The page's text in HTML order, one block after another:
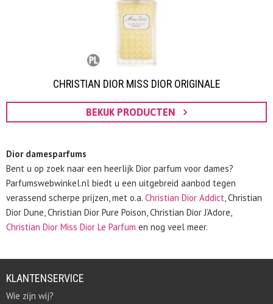
CHRISTIAN DIOR MISS DIOR ORIGINALE
BEKIJK PRODUCTEN
Dior damesparfums
Bent u op zoek naar een heerlijk Dior parfum voor dames?
Parfumswebwinkel.nl biedt u een uitgebreid aanbod tegen
verassend scherpe prijzen, met o.a. Christian Dior Addict, Christian
Dior Dune, Christian Dior Pure Poison, Christian Dior J’Adore,
Christian Dior Miss Dior Le Parfum en nog veel meer.
KLANTENSERVICE
Wie zijn wij?